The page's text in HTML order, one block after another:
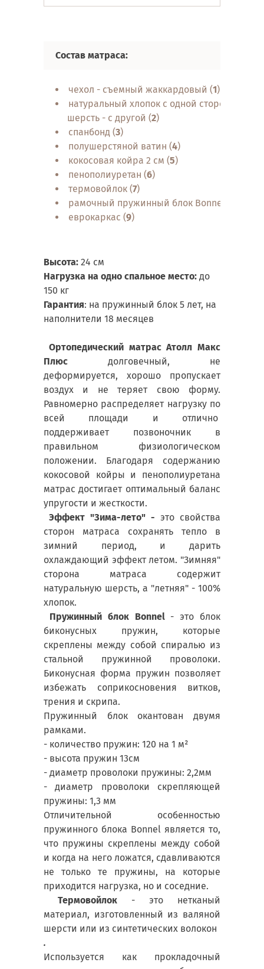
Состав матраса:
чехол - съемный жаккардовый (1)
натуральный хлопок с одной стороны (
шерсть - с другой (2)
спанбонд (3)
полушерстяной ватин (4)
кокосовая койра 2 см (5)
пенополиуретан (6)
термовойлок (7)
рамочный пружинный блок Bonnel (
еврокаркас (9)
Высота: 24 см
Нагрузка на одно спальное место: до
150 кг
Гарантия: на пружинный блок 5 лет, на
наполнители 18 месяцев
Ортопедический матрас Атолл Макс
Плюс долговечный, не
деформируется, хорошо пропускает
воздух и не теряет свою форму.
Равномерно распределяет нагрузку по
всей площади и отлично
поддерживает позвоночник в
правильном физиологическом
положении. Благодаря содержанию
кокосовой койры и пенополиуретана
матрас достигает оптимальный баланс
упругости и жесткости.
Эффект "Зима-лето" - это свойства
сторон матраса сохранять тепло в
зимний период, и дарить
охлаждающий эффект летом. "Зимняя"
сторона матраса содержит
натуральную шерсть, а "летняя" - 100%
хлопок.
Пружинный блок Bonnel- это блок
биконусных пружин, которые
скреплены между собой спиралью из
стальной пружинной проволоки.
Биконусная форма пружин позволяет
избежать соприкосновения витков,
трения и скрипа.
Пружинный блок окантован двумя
рамками.
- количество пружин: 120 на 1 м²
- высота пружин 13см
- диаметр проволоки пружины: 2,2мм
- диаметр проволоки скрепляющей
пружины: 1,3 мм
Отличительной особенностью
пружинного блока Bonnel является то,
что пружины скреплены между собой
и когда на него ложатся, сдавливаются
не только те пружины, на которые
приходится нагрузка, но и соседние.
Термовойлок - это нетканый
материал, изготовленный из валяной
шерсти или из синтетических волокон
.
Используется как прокладочный